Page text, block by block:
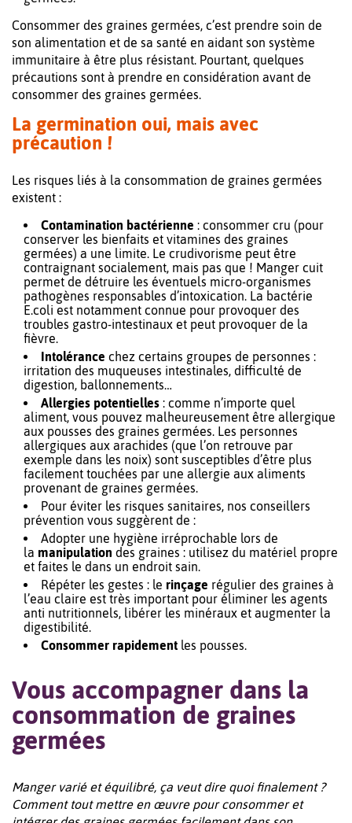
Consommer des graines germées, c’est prendre soin de
son alimentation et de sa santé en aidant son système
immunitaire à être plus résistant. Pourtant, quelques
précautions sont à prendre en considération avant de
consommer des graines germées.
La germination oui, mais avec
précaution !
Les risques liés à la consommation de graines germées
existent :
Contamination bactérienne : consommer cru (pour
conserver les bienfaits et vitamines des graines
germées) a une limite. Le crudivorisme peut être
contraignant socialement, mais pas que ! Manger cuit
permet de détruire les éventuels micro-organismes
pathogènes responsables d’intoxication. La bactérie
E.coli est notamment connue pour provoquer des
troubles gastro-intestinaux et peut provoquer de la
fièvre.
Intolérance chez certains groupes de personnes :
irritation des muqueuses intestinales, difficulté de
digestion, ballonnements…
Allergies potentielles : comme n’importe quel
aliment, vous pouvez malheureusement être allergique
aux pousses des graines germées. Les personnes
allergiques aux arachides (que l’on retrouve par
exemple dans les noix) sont susceptibles d’être plus
facilement touchées par une allergie aux aliments
provenant de graines germées.
Pour éviter les risques sanitaires, nos conseillers
prévention vous suggèrent de :
Adopter une hygiène irréprochable lors de
la manipulation des graines : utilisez du matériel propre
et faites le dans un endroit sain.
Répéter les gestes : le rinçage régulier des graines à
l’eau claire est très important pour éliminer les agents
anti nutritionnels, libérer les minéraux et augmenter la
digestibilité.
Consommer rapidement les pousses.
Vous accompagner dans la
consommation de graines
germées
Manger varié et équilibré, ça veut dire quoi finalement ?
Comment tout mettre en œuvre pour consommer et